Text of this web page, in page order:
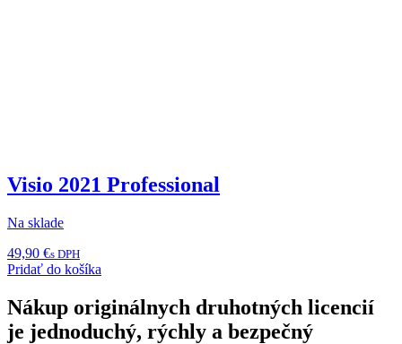
Visio 2021 Professional
Na sklade
49,90 €s DPH
Pridať do košíka
Nákup originálnych druhotných licencií
je jednoduchý, rýchly a bezpečný